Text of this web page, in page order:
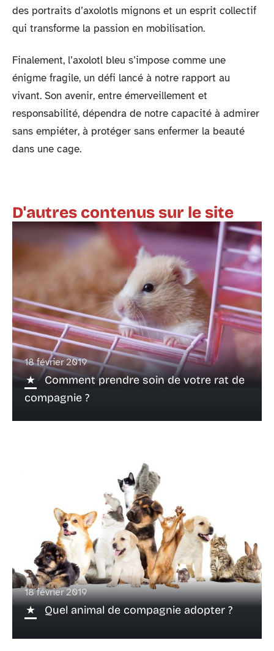
des portraits d’axolotls mignons et un esprit collectif
qui transforme la passion en mobilisation.
Finalement, l’axolotl bleu s’impose comme une
énigme fragile, un défi lancé à notre rapport au
vivant. Son avenir, entre émerveillement et
responsabilité, dépendra de notre capacité à admirer
sans empiéter, à protéger sans enfermer la beauté
dans une cage.
D'autres contenus sur le site
18 février 2019
Comment prendre soin de votre rat de
compagnie ?
18 février 2019
Quel animal de compagnie adopter ?